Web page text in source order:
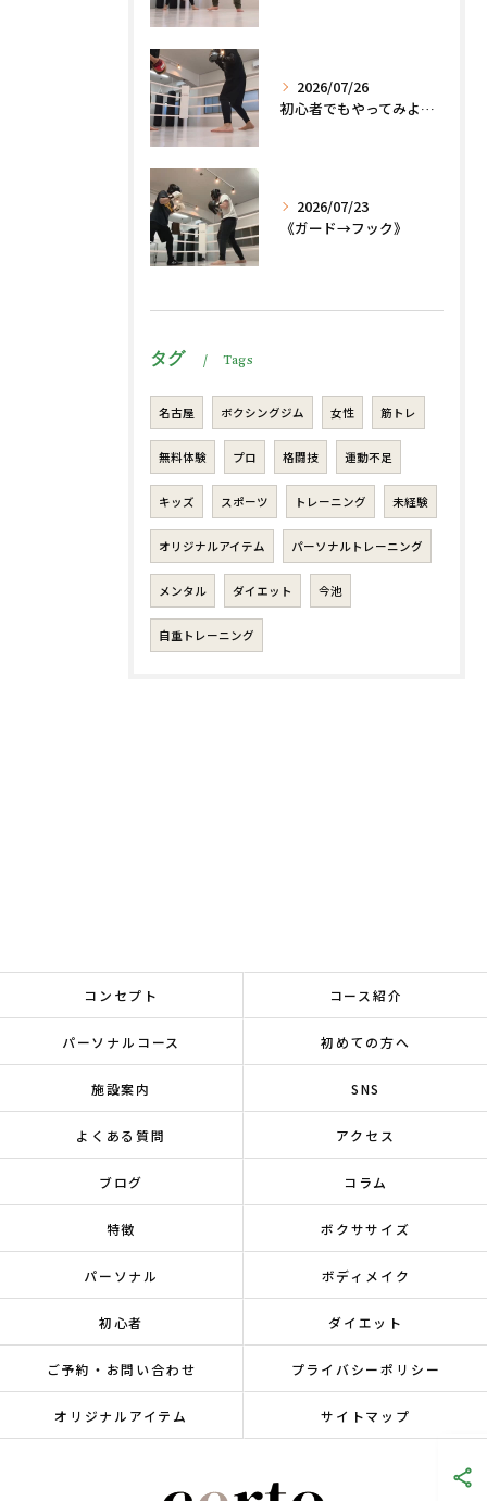
2026/07/26
初心者でもやってみよう、格闘技でダイエット、脂肪燃焼🔥
2026/07/23
《ガード→フック》
タグ Tags
名古屋 ボクシングジム 女性 筋トレ
無料体験 プロ 格闘技 運動不足
キッズ スポーツ トレーニング 未経験
オリジナルアイテム パーソナルトレーニング
メンタル ダイエット 今池
自重トレーニング
コンセプト コース紹介
パーソナルコース 初めての方へ
施設案内 SNS
よくある質問 アクセス
ブログ コラム
特徴 ボクササイズ
パーソナル ボディメイク
初心者 ダイエット
ご予約・お問い合わせ プライバシーポリシー
オリジナルアイテム サイトマップ